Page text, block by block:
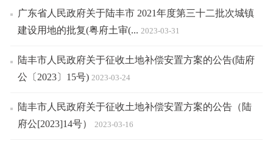
广东省人民政府关于陆丰市 2021年度第三十二批次城镇
建设用地的批复(粤府土审(... 2023-03-31
陆丰市人民政府关于征收土地补偿安置方案的公告(陆府
公〔2023〕15号) 2023-03-24
陆丰市人民政府关于征收土地补偿安置方案的公告（陆
府公[2023]14号）
2023-03-16